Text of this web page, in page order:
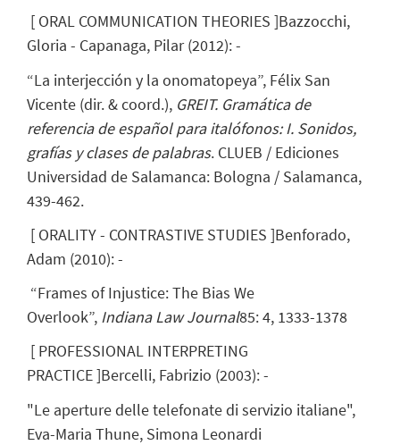
[ ORAL COMMUNICATION THEORIES ]Bazzocchi,
Gloria - Capanaga, Pilar (2012):-
“La interjección y la onomatopeya”, Félix San
Vicente (dir. & coord.), GREIT. Gramática de
referencia de español para italófonos: I. Sonidos,
grafías y clases de palabras. CLUEB / Ediciones
Universidad de Salamanca: Bologna / Salamanca,
439-462.
[ ORALITY - CONTRASTIVE STUDIES ]Benforado,
Adam (2010):-
“Frames of Injustice: The Bias We
Overlook”, Indiana Law Journal85: 4, 1333-1378
[ PROFESSIONAL INTERPRETING
PRACTICE]Bercelli, Fabrizio (2003):-
"Le aperture delle telefonate di servizio italiane",
Eva-Maria Thune, Simona Leonardi